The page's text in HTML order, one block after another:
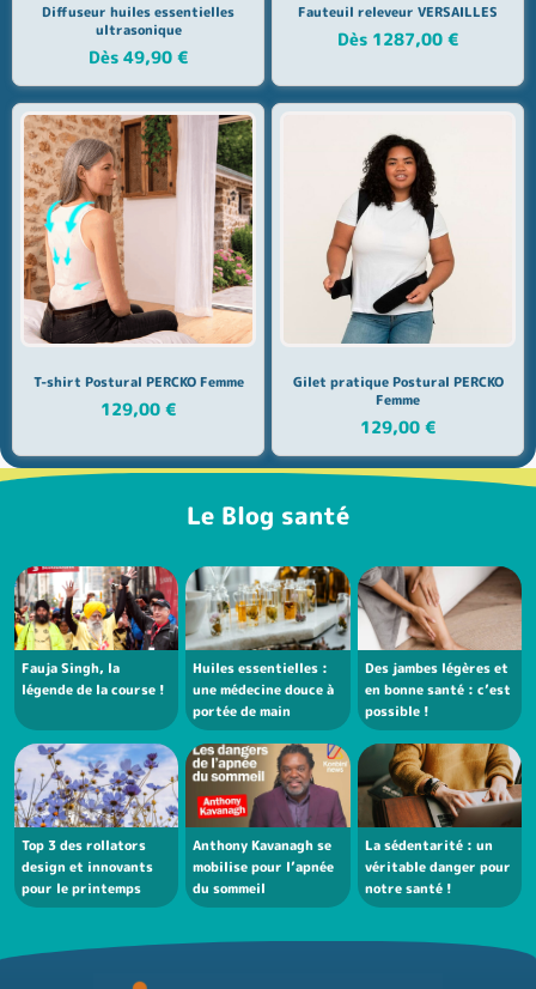
Diffuseur huiles essentielles
ultrasonique
Dès 49,90 €
Fauteuil releveur VERSAILLES
Dès 1287,00 €
T-shirt Postural PERCKO Femme
129,00 €
Gilet pratique Postural PERCKO
Femme
129,00 €
Le Blog santé
Fauja Singh, la
légende de la course !
Huiles essentielles :
une médecine douce à
portée de main
Des jambes légères et
en bonne santé : c’est
possible !
Top 3 des rollators
design et innovants
pour le printemps
Anthony Kavanagh se
mobilise pour l’apnée
du sommeil
La sédentarité : un
véritable danger pour
notre santé !